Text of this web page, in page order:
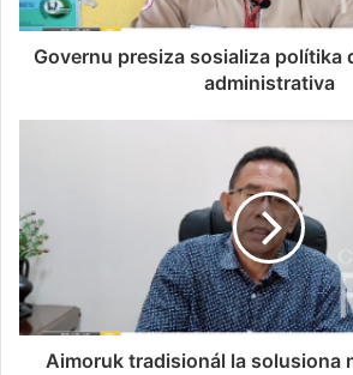
Governu presiza sosializa polítika
administrativa
Aimoruk tradisionál la solusiona